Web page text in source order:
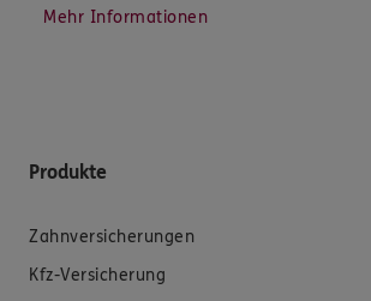
Mehr Informationen
Produkte
Zahnversicherungen
Kfz-Versicherung